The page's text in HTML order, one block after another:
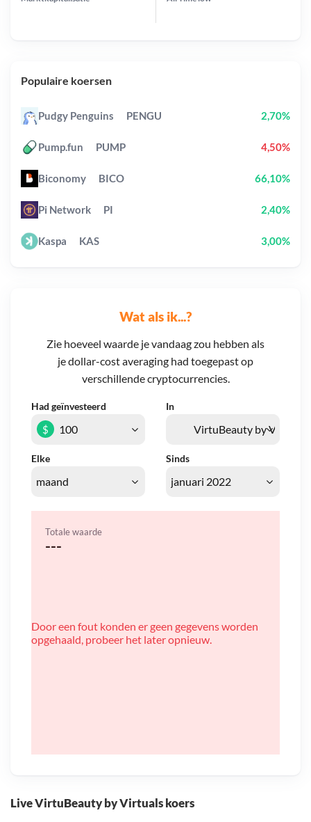
Live VirtuBeauty by Virtuals koers
Wat als ik...?
Zie hoeveel waarde je vandaag zou hebben als
je dollar-cost averaging had toegepast op
verschillende cryptocurrencies.
Had geïnvesteerd In
Elke Sinds
$
Totale waarde
---
Door een fout konden er geen gegevens worden
opgehaald, probeer het later opnieuw.
Populaire koersen
Pudgy Penguins PENGU 2,70%
Pump.fun PUMP 4,50%
Biconomy BICO 66,10%
Pi Network PI 2,40%
Kaspa KAS 3,00%